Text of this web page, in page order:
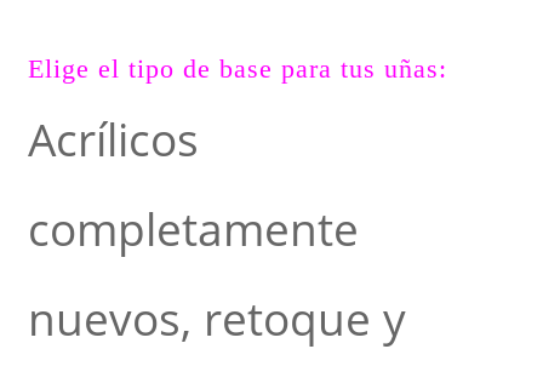
Elige el tipo de base para tus uñas:
Acrílicos
completamente
nuevos, retoque y